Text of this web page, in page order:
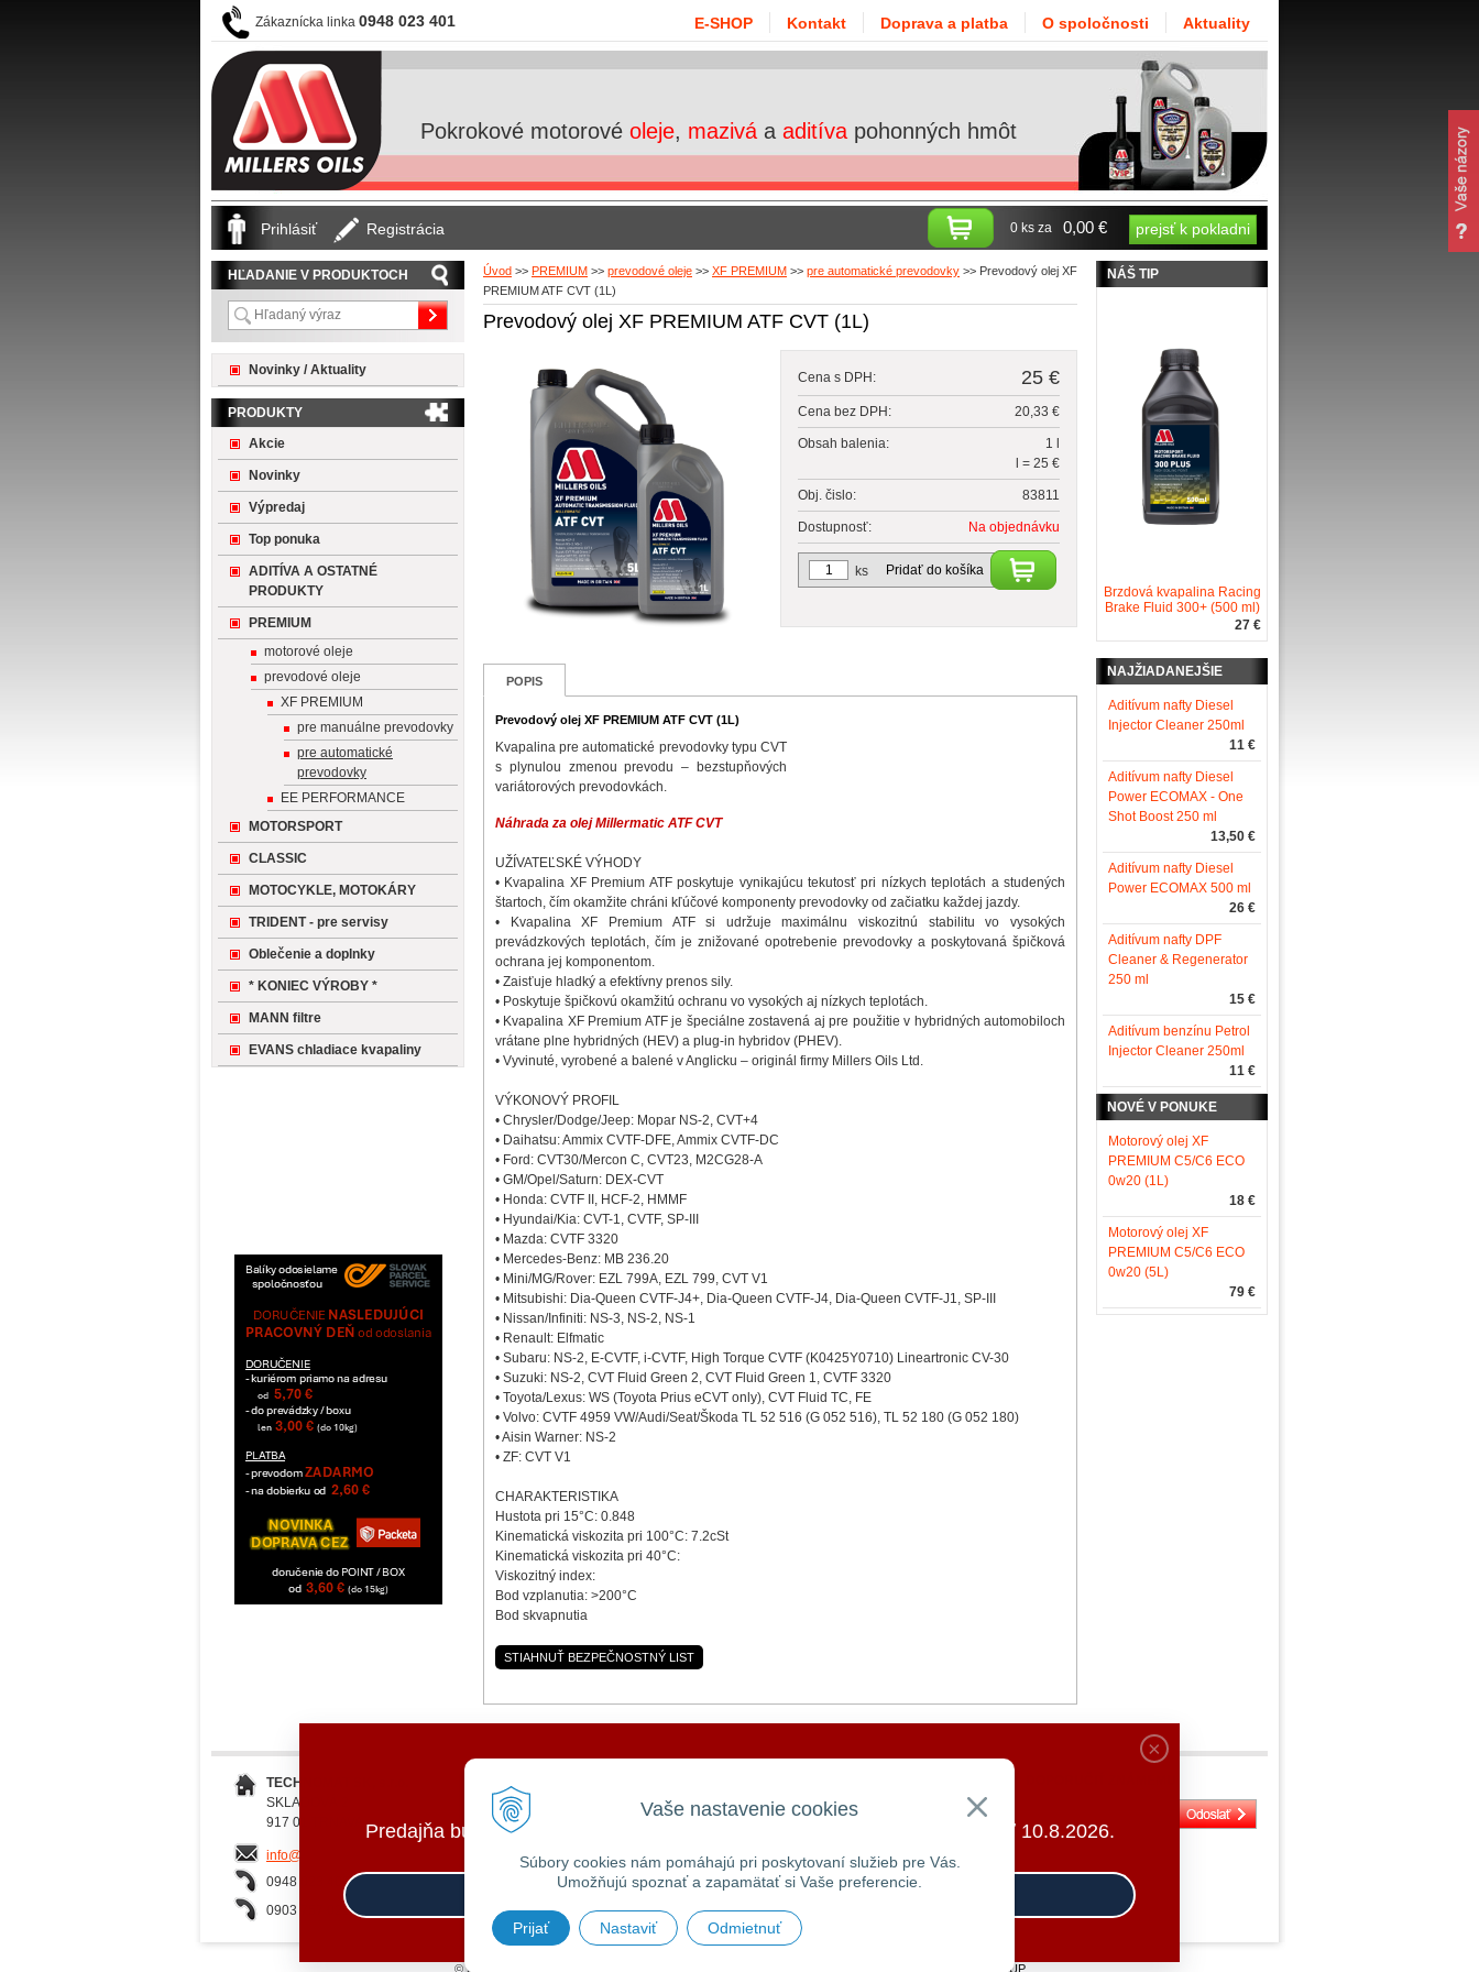
Vaše nastavenie cookies
Súbory cookies nám pomáhajú pri poskytovaní služieb pre Vás.
Umožňujú spoznať a zapamätať si Vaše preferencie.
Prijať Nastaviť Odmietnuť
Zákaznícka linka 0948 023 401
Pokrokové motorové oleje, mazivá a aditíva pohonných hmôt
Úvod >> PREMIUM >> prevodové oleje >> XF PREMIUM >> pre automatické prevodovky >> Prevodový olej XF
PREMIUM ATF CVT (1L)
Prevodový olej XF PREMIUM ATF CVT (1L)
Cena s DPH: 25 €
Cena bez DPH: 20,33 €
Obsah balenia:
1 l
l = 25 €
Obj. čislo: 83811
Dostupnosť: Na objednávku
Pridať do košíka
ks
POPIS
Prevodový olej XF PREMIUM ATF CVT (1L)
Kvapalina pre automatické prevodovky typu CVT
s plynulou zmenou prevodu – bezstupňových
variátorových prevodovkách.
Náhrada za olej Millermatic ATF CVT
UŽÍVATEĽSKÉ VÝHODY
• Kvapalina XF Premium ATF poskytuje vynikajúcu tekutosť pri nízkych teplotách a studených
štartoch, čím okamžite chráni kľúčové komponenty prevodovky od začiatku každej jazdy.
• Kvapalina XF Premium ATF si udržuje maximálnu viskozitnú stabilitu vo vysokých
prevádzkových teplotách, čím je znižované opotrebenie prevodovky a poskytovaná špičková
ochrana jej komponentom.
• Zaisťuje hladký a efektívny prenos sily.
• Poskytuje špičkovú okamžitú ochranu vo vysokých aj nízkych teplotách.
• Kvapalina XF Premium ATF je špeciálne zostavená aj pre použitie v hybridných automobiloch
vrátane plne hybridných (HEV) a plug-in hybridov (PHEV).
• Vyvinuté, vyrobené a balené v Anglicku – originál firmy Millers Oils Ltd.
VÝKONOVÝ PROFIL
• Chrysler/Dodge/Jeep: Mopar NS-2, CVT+4
• Daihatsu: Ammix CVTF-DFE, Ammix CVTF-DC
• Ford: CVT30/Mercon C, CVT23, M2CG28-A
• GM/Opel/Saturn: DEX-CVT
• Honda: CVTF II, HCF-2, HMMF
• Hyundai/Kia: CVT-1, CVTF, SP-III
• Mazda: CVTF 3320
• Mercedes-Benz: MB 236.20
• Mini/MG/Rover: EZL 799A, EZL 799, CVT V1
• Mitsubishi: Dia-Queen CVTF-J4+, Dia-Queen CVTF-J4, Dia-Queen CVTF-J1, SP-III
• Nissan/Infiniti: NS-3, NS-2, NS-1
• Renault: Elfmatic
• Subaru: NS-2, E-CVTF, i-CVTF, High Torque CVTF (K0425Y0710) Lineartronic CV-30
• Suzuki: NS-2, CVT Fluid Green 2, CVT Fluid Green 1, CVTF 3320
• Toyota/Lexus: WS (Toyota Prius eCVT only), CVT Fluid TC, FE
• Volvo: CVTF 4959 VW/Audi/Seat/Škoda TL 52 516 (G 052 516), TL 52 180 (G 052 180)
• Aisin Warner: NS-2
• ZF: CVT V1
CHARAKTERISTIKA
Hustota pri 15°C: 0.848
Kinematická viskozita pri 100°C: 7.2cSt
Kinematická viskozita pri 40°C:
Viskozitný index:
Bod vzplanutia: >200°C
Bod skvapnutia
STIAHNUŤ BEZPEČNOSTNÝ LIST
HĽADANIE V PRODUKTOCH
Novinky / Aktuality
PRODUKTY
Akcie
Novinky
Výpredaj
Top ponuka
ADITÍVA A OSTATNÉ
PRODUKTY
PREMIUM
motorové oleje
prevodové oleje
XF PREMIUM
pre manuálne prevodovky
pre automatické
prevodovky
EE PERFORMANCE
MOTORSPORT
CLASSIC
MOTOCYKLE, MOTOKÁRY
TRIDENT - pre servisy
Oblečenie a doplnky
* KONIEC VÝROBY *
MANN filtre
EVANS chladiace kvapaliny
NÁŠ TIP
Brzdová kvapalina Racing
Brake Fluid 300+ (500 ml)
27 €
NAJŽIADANEJŠIE
Aditívum nafty Diesel
Injector Cleaner 250ml
11 €
Aditívum nafty Diesel
Power ECOMAX - One
Shot Boost 250 ml
13,50 €
Aditívum nafty Diesel
Power ECOMAX 500 ml
26 €
Aditívum nafty DPF
Cleaner & Regenerator
250 ml
15 €
Aditívum benzínu Petrol
Injector Cleaner 250ml
11 €
NOVÉ V PONUKE
Motorový olej XF
PREMIUM C5/C6 ECO
0w20 (1L)
18 €
Motorový olej XF
PREMIUM C5/C6 ECO
0w20 (5L)
79 €
TECHNOMAT SK, s.r.o.
SKLADOVÁ 2
917 01 TRNAVA
info@millersoils.sk
0948 023 401
0903 757 022
Všeobecné obchodné podmienky
GDPR a používanie cookies
Prihlásiť
Zabudnuté heslo
E-SHOP Kontakt Doprava a platba O spoločnosti Aktuality
Prihlásiť Registrácia 0 ks za 0,00 € prejsť k pokladni
© 2026 MILLERS OILS SLOVAKIA • WEBYGROUP
Predajňa bude ZATVORENÁ a vytvorené objednávky začneme vybavovať 10.8.2026.
Ďakujeme za pochopenie.